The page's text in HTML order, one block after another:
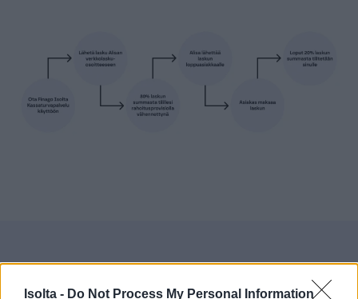
Isolta - Do Not Process My Personal Information